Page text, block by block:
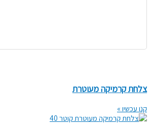
צלחת קרמיקה מעוטרת
קנו עכשיו »